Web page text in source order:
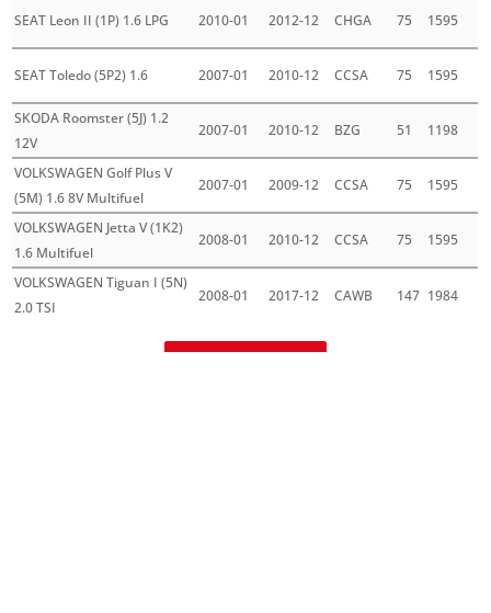
SEAT Leon II (1P) 1.6 LPG 2010-01 2012-12 CHGA 75 1595
SEAT Toledo (5P2) 1.6 2007-01 2010-12 CCSA 75 1595
SKODA Roomster (5J) 1.2
12V
2007-01 2010-12 BZG 51 1198
VOLKSWAGEN Golf Plus V
(5M) 1.6 8V Multifuel
2007-01 2009-12 CCSA 75 1595
VOLKSWAGEN Jetta V (1K2)
1.6 Multifuel
2008-01 2010-12 CCSA 75 1595
VOLKSWAGEN Tiguan I (5N)
2.0 TSI
2008-01 2017-12 CAWB 147 1984
Mehr laden